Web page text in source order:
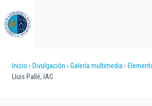
al
contenido
principal
Sobrescribir
Inicio Divulgación Galería multimedia
Lluis Pallé, IAC.